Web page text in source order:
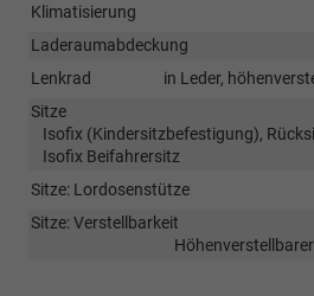
Klimatisierung
Laderaumabdeckung
Lenkrad
in Leder,
Sitze
Isofix (Kindersitzbefestigung),
Isofix Beifahrersitz
Sitze: Lordosenstütze
Sitze: Verstellbarkeit